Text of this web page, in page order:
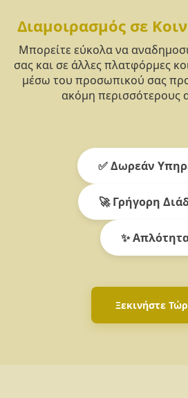
Διαμοιρασμός σε
Μπορείτε εύκολα να
σας και σε άλλες πλατφόρμες
μέσω του προσωπικού σας
ακόμη περισσότερους
✅ Δωρεάν
🚀 Γρήγορη
✨
Ξεκινήστε